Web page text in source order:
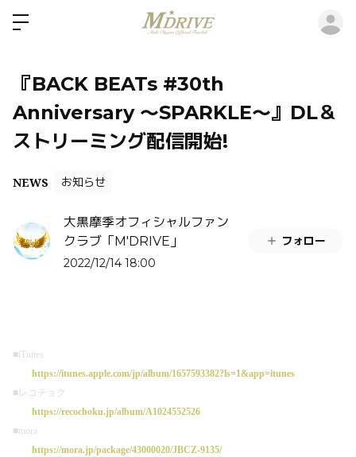
『BACK BEATs #30th
Anniversary 〜SPARKLE〜』DL＆
ストリーミング配信開始!
NEWS お知らせ
大黒摩季オフィシャルファン
クラブ「M'DRIVE」
2022/12/14 18:00
フォロー
■iTunes
https://itunes.apple.com/jp/album/1657593382?ls=1&app=itunes
■レコチョク
https://recochoku.jp/album/A1024552526
■mora
https://mora.jp/package/43000020/JBCZ-9135/